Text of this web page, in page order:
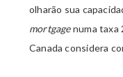
olharão sua
mortgagenuma taxa
Canada considera